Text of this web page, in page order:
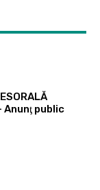
Anunţ public